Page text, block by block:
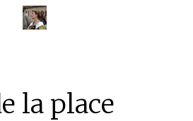
la place